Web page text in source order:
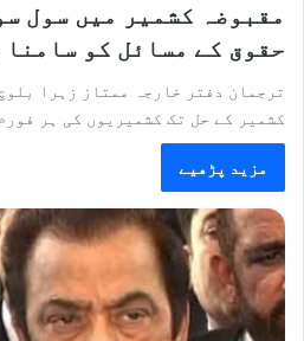
مقبوضہ کشمیر میں سول
حقوق کے مسائل کو سامنا
ترجمان دفتر خارجہ ممتاز زہرا
کشمیر کے حل تک کشمیریوں کی ہر
مزید پڑھیے